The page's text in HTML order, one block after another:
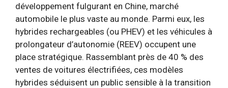
développement fulgurant en Chine, marché
automobile le plus vaste au monde. Parmi eux, les
hybrides rechargeables (ou PHEV) et les véhicules à
prolongateur d’autonomie (REEV) occupent une
place stratégique. Rassemblant près de 40 % des
ventes de voitures électrifiées, ces modèles
hybrides séduisent un public sensible à la transition